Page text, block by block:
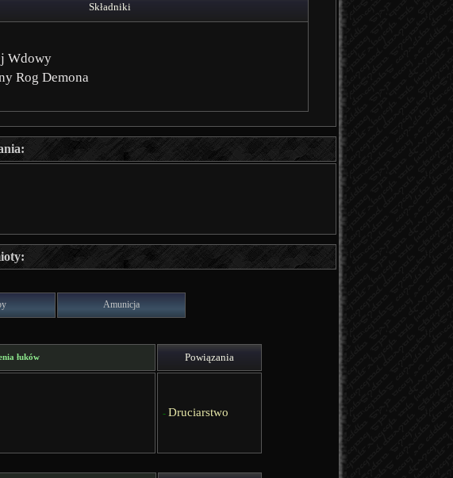
Składniki
Wdowy
Rog Demona
Amunicja
łuków Powiązania
- Druciarstwo